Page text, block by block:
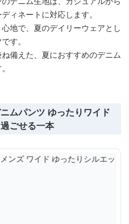
ィネートに対応します。
地で、夏のデイリーウェアとし
す。
備えた、夏におすすめのデニム
ムパンツ ゆったりワイド
ごせる一本